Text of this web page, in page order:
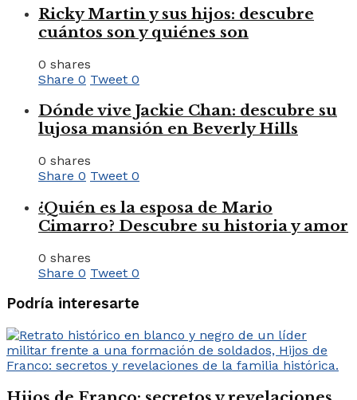
Ricky Martin y sus hijos: descubre
cuántos son y quiénes son
0 shares
Share 0 Tweet 0
Dónde vive Jackie Chan: descubre su
lujosa mansión en Beverly Hills
0 shares
Share 0 Tweet 0
¿Quién es la esposa de Mario
Cimarro? Descubre su historia y amor
0 shares
Share 0 Tweet 0
Podría interesarte